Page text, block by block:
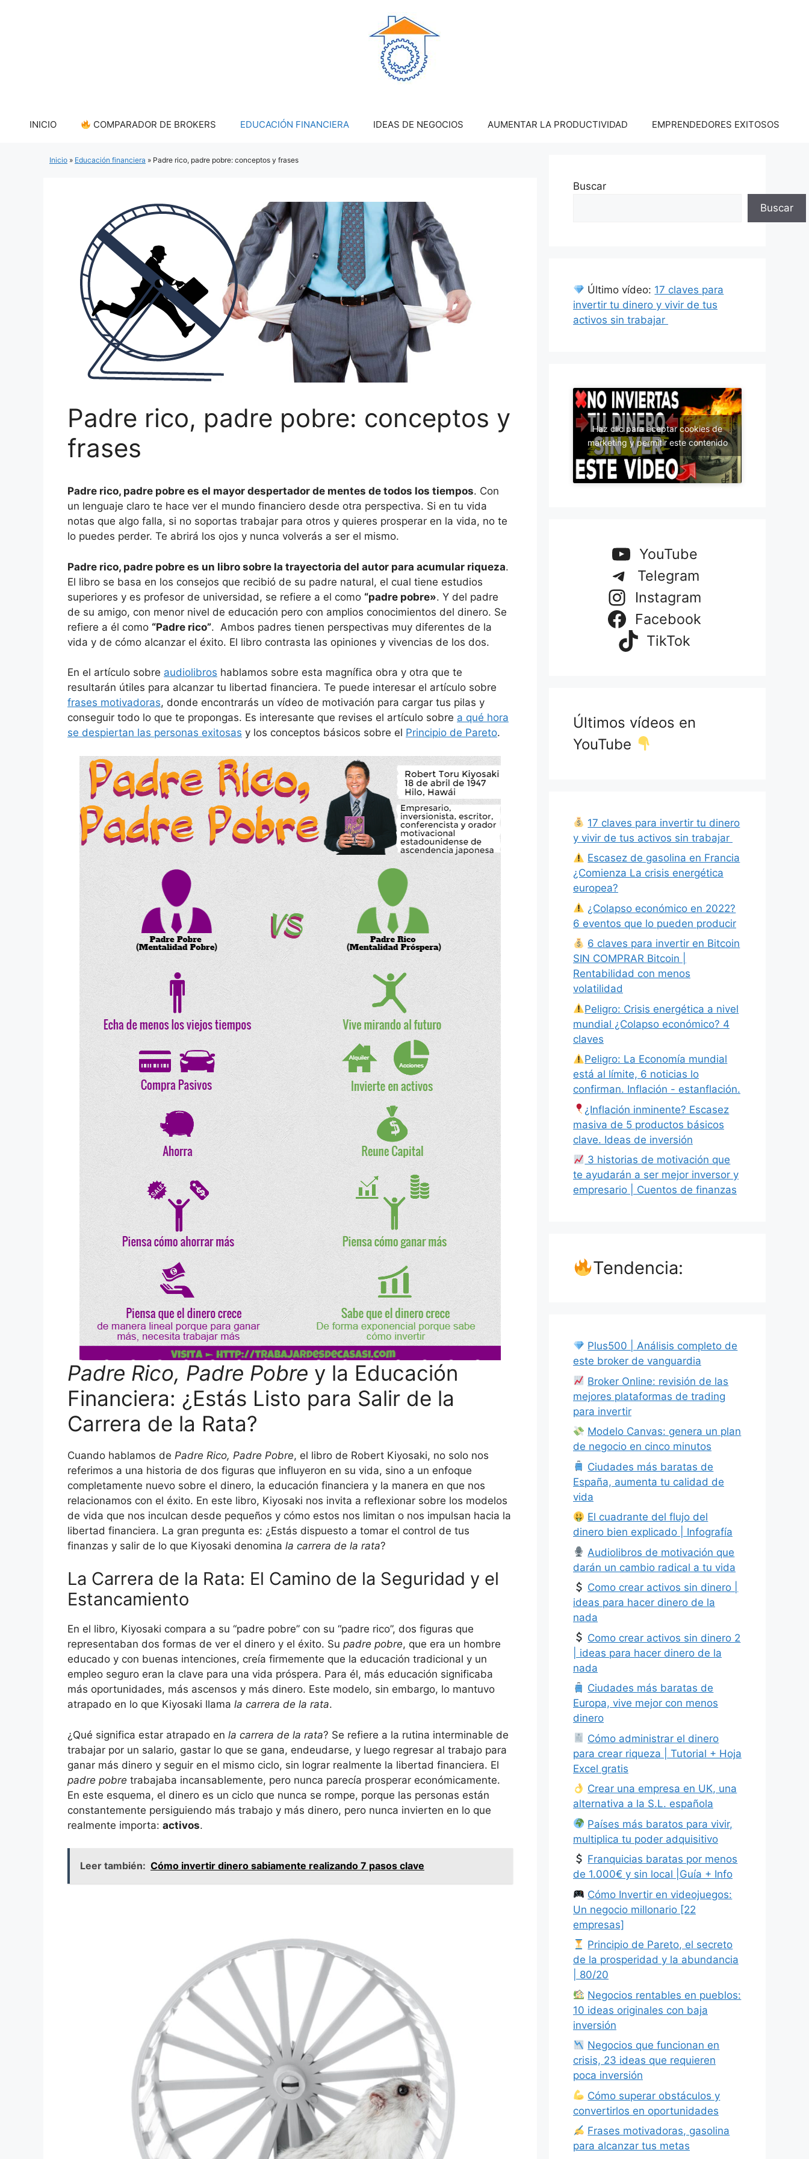
INICIO COMPARADOR DE BROKERS EDUCACIÓN FINANCIERA IDEAS DE NEGOCIOS AUMENTAR LA PRODUCTIVIDAD EMPRENDEDORES EXITOSOS
Inicio » Educación financiera » Padre rico, padre pobre: conceptos y frases
Padre rico, padre pobre: conceptos y
frases
Padre rico, padre pobre es el mayor despertador de mentes de todos los tiempos. Con
un lenguaje claro te hace ver el mundo financiero desde otra perspectiva. Si en tu vida
notas que algo falla, si no soportas trabajar para otros y quieres prosperar en la vida, no te
lo puedes perder. Te abrirá los ojos y nunca volverás a ser el mismo.
Padre rico, padre pobre es un libro sobre la trayectoria del autor para acumular riqueza.
El libro se basa en los consejos que recibió de su padre natural, el cual tiene estudios
superiores y es profesor de universidad, se refiere a el como “padre pobre». Y del padre
de su amigo, con menor nivel de educación pero con amplios conocimientos del dinero. Se
refiere a él como “Padre rico”. Ambos padres tienen perspectivas muy diferentes de la
vida y de cómo alcanzar el éxito. El libro contrasta las opiniones y vivencias de los dos.
En el artículo sobre audiolibros hablamos sobre esta magnífica obra y otra que te
resultarán útiles para alcanzar tu libertad financiera. Te puede interesar el artículo sobre
frases motivadoras, donde encontrarás un vídeo de motivación para cargar tus pilas y
conseguir todo lo que te propongas. Es interesante que revises el artículo sobre a qué hora
se despiertan las personas exitosas y los conceptos básicos sobre el Principio de Pareto.
Padre Rico, Padre Pobre y la Educación
Financiera: ¿Estás Listo para Salir de la
Carrera de la Rata?
Cuando hablamos de Padre Rico, Padre Pobre, el libro de Robert Kiyosaki, no solo nos
referimos a una historia de dos figuras que influyeron en su vida, sino a un enfoque
completamente nuevo sobre el dinero, la educación financiera y la manera en que nos
relacionamos con el éxito. En este libro, Kiyosaki nos invita a reflexionar sobre los modelos
de vida que nos inculcan desde pequeños y cómo estos nos limitan o nos impulsan hacia la
libertad financiera. La gran pregunta es: ¿Estás dispuesto a tomar el control de tus
finanzas y salir de lo que Kiyosaki denomina la carrera de la rata?
La Carrera de la Rata: El Camino de la Seguridad y el
Estancamiento
En el libro, Kiyosaki compara a su “padre pobre” con su “padre rico”, dos figuras que
representaban dos formas de ver el dinero y el éxito. Su padre pobre, que era un hombre
educado y con buenas intenciones, creía firmemente que la educación tradicional y un
empleo seguro eran la clave para una vida próspera. Para él, más educación significaba
más oportunidades, más ascensos y más dinero. Este modelo, sin embargo, lo mantuvo
atrapado en lo que Kiyosaki llama la carrera de la rata.
¿Qué significa estar atrapado en la carrera de la rata? Se refiere a la rutina interminable de
trabajar por un salario, gastar lo que se gana, endeudarse, y luego regresar al trabajo para
ganar más dinero y seguir en el mismo ciclo, sin lograr realmente la libertad financiera. El
padre pobre trabajaba incansablemente, pero nunca parecía prosperar económicamente.
En este esquema, el dinero es un ciclo que nunca se rompe, porque las personas están
constantemente persiguiendo más trabajo y más dinero, pero nunca invierten en lo que
realmente importa: activos.
Leer también: Cómo invertir dinero sabiamente realizando 7 pasos clave
Buscar
Buscar
Último vídeo: 17 claves para
invertir tu dinero y vivir de tus
activos sin trabajar
Haz clic para aceptar cookies de
marketing y permitir este contenido
YouTube
Telegram
Instagram
Facebook
TikTok
Últimos vídeos en
YouTube
17 claves para invertir tu dinero
y vivir de tus activos sin trabajar
Escasez de gasolina en Francia
¿Comienza La crisis energética
europea?
¿Colapso económico en 2022?
6 eventos que lo pueden producir
6 claves para invertir en Bitcoin
SIN COMPRAR Bitcoin |
Rentabilidad con menos
volatilidad
Peligro: Crisis energética a nivel
mundial ¿Colapso económico? 4
claves
Peligro: La Economía mundial
está al límite, 6 noticias lo
confirman. Inflación - estanflación.
¿Inflación inminente? Escasez
masiva de 5 productos básicos
clave. Ideas de inversión
3 historias de motivación que
te ayudarán a ser mejor inversor y
empresario | Cuentos de finanzas
Tendencia:
Plus500 | Análisis completo de
este broker de vanguardia
Broker Online: revisión de las
mejores plataformas de trading
para invertir
Modelo Canvas: genera un plan
de negocio en cinco minutos
Ciudades más baratas de
España, aumenta tu calidad de
vida
El cuadrante del flujo del
dinero bien explicado | Infografía
Audiolibros de motivación que
darán un cambio radical a tu vida
Como crear activos sin dinero |
ideas para hacer dinero de la
nada
Como crear activos sin dinero 2
| ideas para hacer dinero de la
nada
Ciudades más baratas de
Europa, vive mejor con menos
dinero
Cómo administrar el dinero
para crear riqueza | Tutorial + Hoja
Excel gratis
Crear una empresa en UK, una
alternativa a la S.L. española
Países más baratos para vivir,
multiplica tu poder adquisitivo
Franquicias baratas por menos
de 1.000€ y sin local |Guía + Info
Cómo Invertir en videojuegos:
Un negocio millonario [22
empresas]
Principio de Pareto, el secreto
de la prosperidad y la abundancia
| 80/20
Negocios rentables en pueblos:
10 ideas originales con baja
inversión
Negocios que funcionan en
crisis, 23 ideas que requieren
poca inversión
Cómo superar obstáculos y
convertirlos en oportunidades
Frases motivadoras, gasolina
para alcanzar tus metas